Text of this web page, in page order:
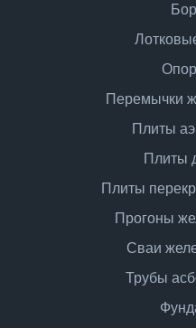
Перемычки
Плиты
Плиты
Плиты
Прогоны
Сваи
Трубы